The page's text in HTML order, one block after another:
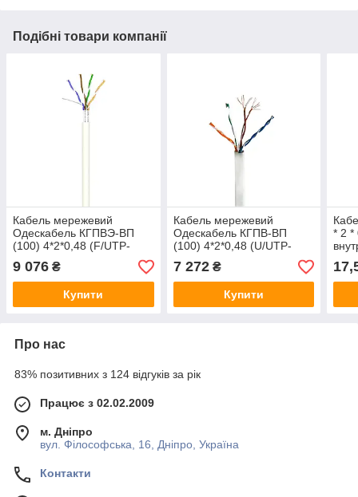
Подібні товари компанії
Кабель мережевий
Одескабель КГПВЭ-ВП
(100) 4*2*0,48 (F/UTP-
cat.5Е-SL patch AWG26)
305 м
9 076 ₴
Купити
Кабель мережевий
Одескабель КГПВ-ВП
(100) 4*2*0,48 (U/UTP-
cat.5Е-SL patch 50) 305 м
7 272₴
Купити
* 2 *
Про нас
83% позитивних з 124 відгуків за рік
Працює з 02.02.2009
м. Дніпро
вул. Філософська, 16, Дніпро, Україна
Контакти